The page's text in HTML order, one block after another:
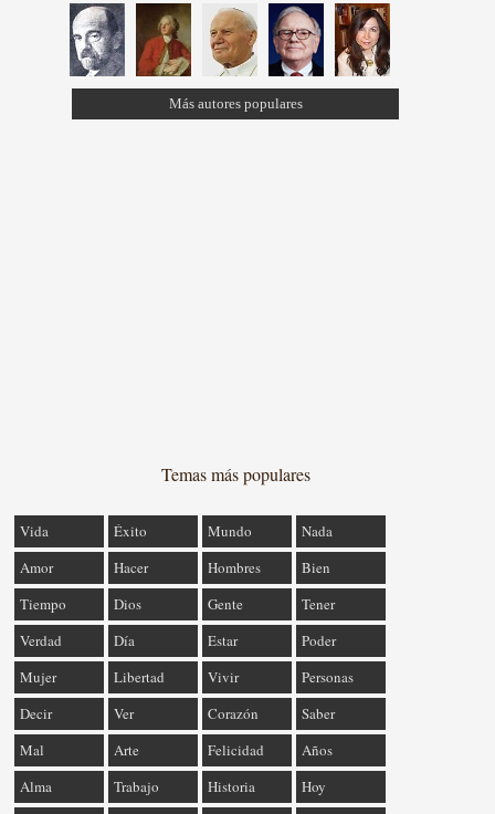
Más autores populares
Temas más populares
Vida Éxito Mundo
Nada
Amor
Hacer Hombres
Bien
Tiempo
Dios Gente
Tener
Verdad
Día Estar
Poder
Mujer
Libertad Vivir
Personas
Decir
Ver Corazón
Saber
Mal
Arte Felicidad
Años
Alma
Trabajo Historia
Hoy